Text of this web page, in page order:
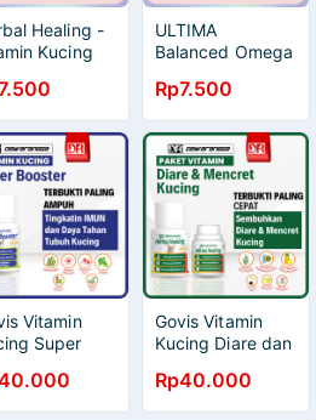
Healing -
Kucing
Diare,
ULTIMA
Balanced Omega
Pelebat bulu, Anti
Jamur, Anti
Rontok
Dewarangga
Rp7.500
Vitamin
Super
-
Daya
Govis Vitamin
Kucing Diare dan
Dewarangga -
Obat Diare
Rp40.000